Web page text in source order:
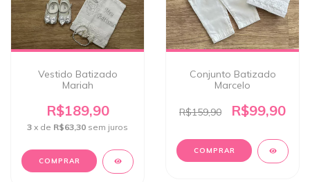
Vestido Batizado
Mariah
R$189,90
3 x de R$63,30 sem juros
COMPRAR
Conjunto Batizado
Marcelo
R$159,90 R$99,90
COMPRAR